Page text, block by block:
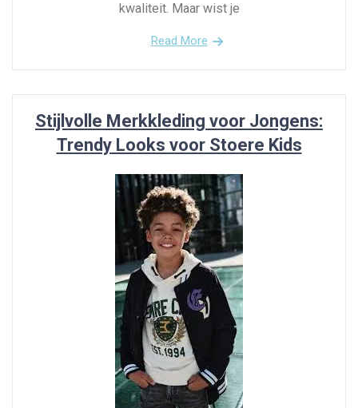
kwaliteit. Maar wist je
Read More
Stijlvolle Merkkleding voor Jongens:
Trendy Looks voor Stoere Kids